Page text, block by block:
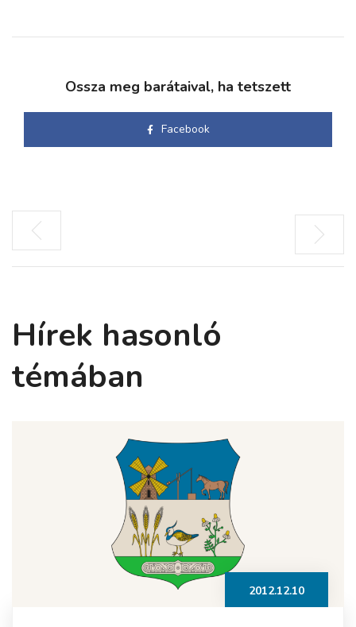
Ossza meg barátaival, ha tetszett
Facebook
Hírek hasonló
témában
2012.12.10